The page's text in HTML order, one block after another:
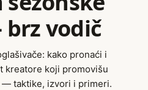
vodič
kako pronaći i
kreatore koji promovišu
taktike, izvori i primeri.